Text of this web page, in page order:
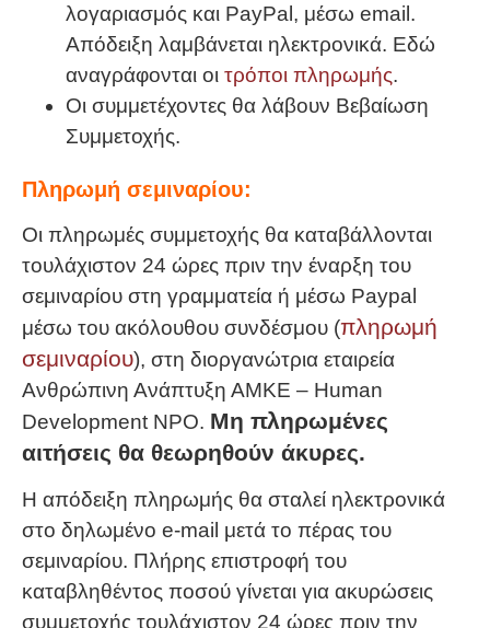
λογαριασμός και PayPal, μέσω email.
Απόδειξη λαμβάνεται ηλεκτρονικά. Εδώ
αναγράφονται οι τρόποι πληρωμής.
Οι συμμετέχοντες θα λάβουν Βεβαίωση
Συμμετοχής.
Πληρωμή σεμιναρίου:
Οι πληρωμές συμμετοχής θα καταβάλλονται
τουλάχιστον 24 ώρες πριν την έναρξη του
σεμιναρίου στη γραμματεία ή μέσω Paypal
μέσω του ακόλουθου συνδέσμου (πληρωμή
σεμιναρίου), στη διοργανώτρια εταιρεία
Ανθρώπινη Ανάπτυξη ΑΜΚΕ – Human
Development NPO. Μη πληρωμένες
αιτήσεις θα θεωρηθούν άκυρες.
Η απόδειξη πληρωμής θα σταλεί ηλεκτρονικά
στο δηλωμένο e-mail μετά το πέρας του
σεμιναρίου. Πλήρης επιστροφή του
καταβληθέντος ποσού γίνεται για ακυρώσεις
συμμετοχής τουλάχιστον 24 ώρες πριν την